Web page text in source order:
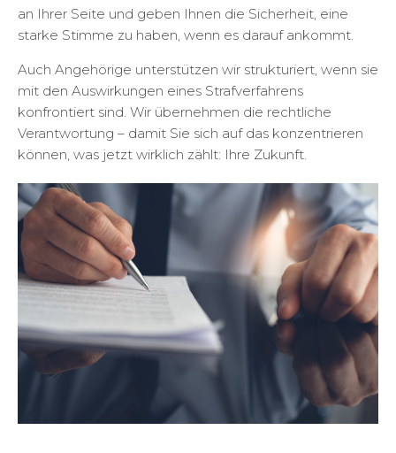
an Ihrer Seite und geben Ihnen die Sicherheit, eine
starke Stimme zu haben, wenn es darauf ankommt.
Auch Angehörige unterstützen wir strukturiert, wenn sie
mit den Auswirkungen eines Strafverfahrens
konfrontiert sind. Wir übernehmen die rechtliche
Verantwortung – damit Sie sich auf das konzentrieren
können, was jetzt wirklich zählt: Ihre Zukunft.